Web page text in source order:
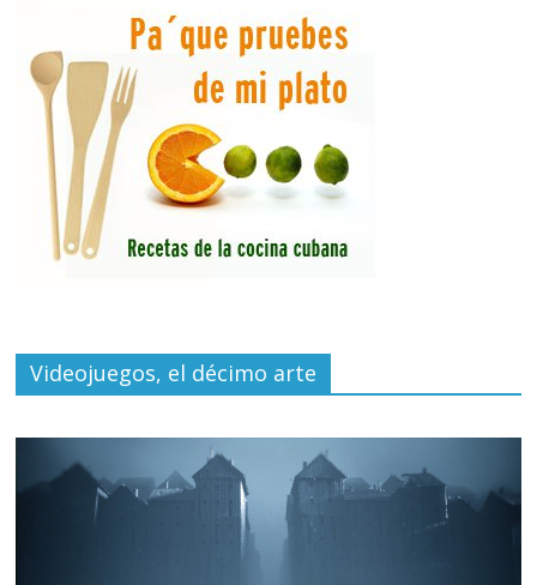
Videojuegos, el décimo arte